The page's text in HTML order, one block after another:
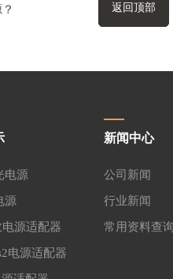
返回顶部
电源
源
源适配器
电源适配器
新闻中心
公司新闻
行业新闻
常用资料查